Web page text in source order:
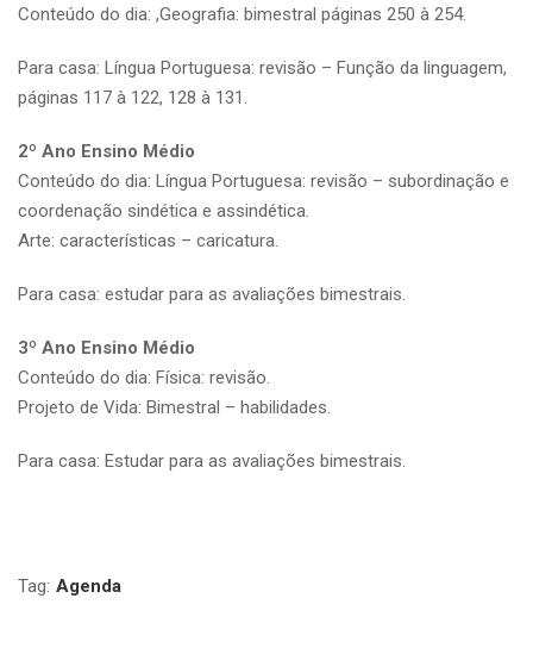
Conteúdo do dia: ,Geografia: bimestral páginas 250 à 254.
Para casa: Língua Portuguesa: revisão – Função da linguagem,
páginas 117 à 122, 128 à 131.
2º Ano Ensino Médio
Conteúdo do dia: Língua Portuguesa: revisão – subordinação e
coordenação sindética e assindética.
Arte: características – caricatura.
Para casa: estudar para as avaliações bimestrais.
3º Ano Ensino Médio
Conteúdo do dia: Física: revisão.
Projeto de Vida: Bimestral – habilidades.
Para casa: Estudar para as avaliações bimestrais.
Tag: Agenda